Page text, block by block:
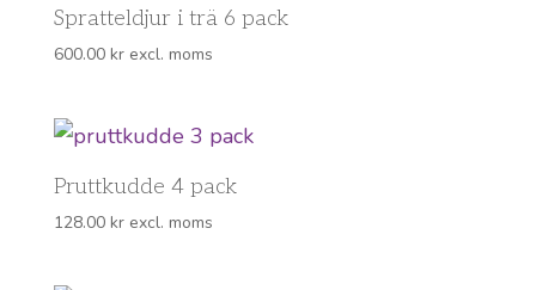
Spratteldjur i trä 6 pack
600.00 krexcl. moms
Pruttkudde 4 pack
128.00 krexcl. moms